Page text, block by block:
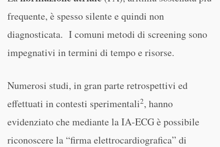
frequente, è spesso silente e quindi non
diagnosticata. I comuni metodi di screening sono
impegnativi in termini di tempo e risorse.
Numerosi studi, in gran parte retrospettivi ed
effettuati in contesti sperimentali2, hanno
evidenziato che mediante la IA-ECG è possibile
riconoscere la “firma elettrocardiografica” di